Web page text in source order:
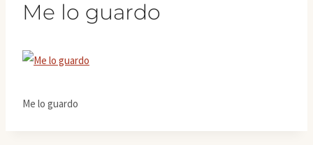
Me lo guardo
Me lo guardo